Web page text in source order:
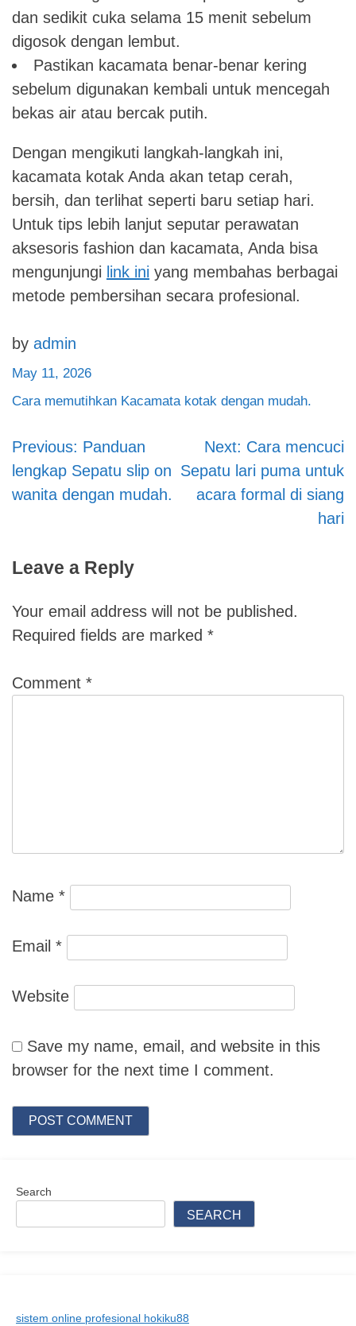
dan sedikit cuka selama 15 menit sebelum
digosok dengan lembut.
Pastikan kacamata benar-benar kering
sebelum digunakan kembali untuk mencegah
bekas air atau bercak putih.
Dengan mengikuti langkah-langkah ini,
kacamata kotak Anda akan tetap cerah,
bersih, dan terlihat seperti baru setiap hari.
Untuk tips lebih lanjut seputar perawatan
aksesoris fashion dan kacamata, Anda bisa
mengunjungi link ini yang membahas berbagai
metode pembersihan secara profesional.
by admin
May 11, 2026
Cara memutihkan Kacamata kotak dengan mudah.
Post
navigation
Previous: Panduan
lengkap Sepatu slip on
wanita dengan mudah.
Next: Cara mencuci
Sepatu lari puma untuk
acara formal di siang
hari
Leave a Reply
Your email address will not be published.
Required fields are marked *
Comment *
Name *
Email *
Website
Save my name, email, and website in this
browser for the next time I comment.
Search
SEARCH
sistem online profesional hokiku88